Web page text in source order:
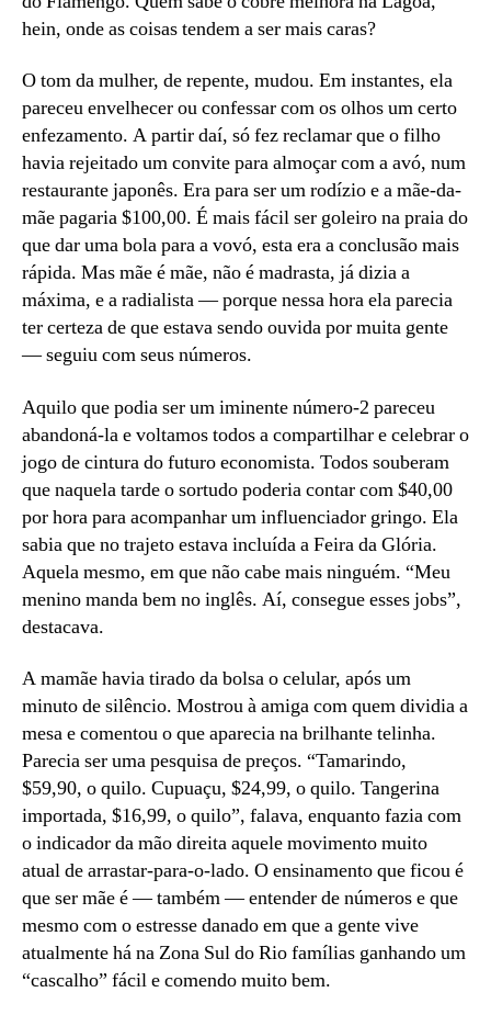
hein, onde as coisas tendem a ser mais caras?
O tom da mulher, de repente, mudou. Em instantes, ela
pareceu envelhecer ou confessar com os olhos um certo
enfezamento. A partir daí, só fez reclamar que o filho
havia rejeitado um convite para almoçar com a avó, num
restaurante japonês. Era para ser um rodízio e a mãe-da-
mãe pagaria $100,00. É mais fácil ser goleiro na praia do
que dar uma bola para a vovó, esta era a conclusão mais
rápida. Mas mãe é mãe, não é madrasta, já dizia a
máxima, e a radialista — porque nessa hora ela parecia
ter certeza de que estava sendo ouvida por muita gente
— seguiu com seus números.
Aquilo que podia ser um iminente número-2 pareceu
abandoná-la e voltamos todos a compartilhar e celebrar o
jogo de cintura do futuro economista. Todos souberam
que naquela tarde o sortudo poderia contar com $40,00
por hora para acompanhar um influenciador gringo. Ela
sabia que no trajeto estava incluída a Feira da Glória.
Aquela mesmo, em que não cabe mais ninguém. “Meu
menino manda bem no inglês. Aí, consegue esses jobs”,
destacava.
A mamãe havia tirado da bolsa o celular, após um
minuto de silêncio. Mostrou à amiga com quem dividia a
mesa e comentou o que aparecia na brilhante telinha.
Parecia ser uma pesquisa de preços. “Tamarindo,
$59,90, o quilo. Cupuaçu, $24,99, o quilo. Tangerina
importada, $16,99, o quilo”, falava, enquanto fazia com
o indicador da mão direita aquele movimento muito
atual de arrastar-para-o-lado. O ensinamento que ficou é
que ser mãe é — também — entender de números e que
mesmo com o estresse danado em que a gente vive
atualmente há na Zona Sul do Rio famílias ganhando um
“cascalho” fácil e comendo muito bem.